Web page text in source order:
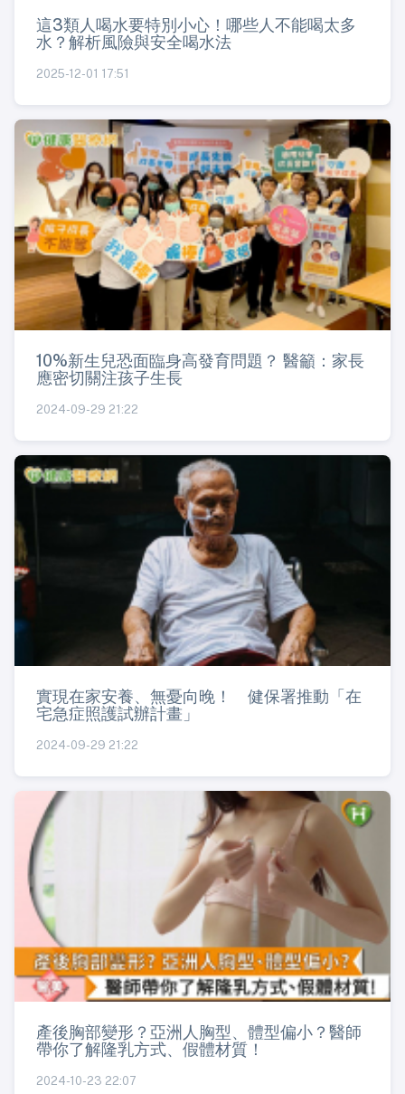
這3類人喝水要特別小心！哪些人不能喝太多
水？解析風險與安全喝水法
2025-12-01 17:51
10%新生兒恐面臨身高發育問題？ 醫籲：家長
應密切關注孩子生長
2024-09-29 21:22
實現在家安養、無憂向晚！ 健保署推動「在
宅急症照護試辦計畫」
2024-09-29 21:22
產後胸部變形？亞洲人胸型、體型偏小？醫師
帶你了解隆乳方式、假體材質！
2024-10-23 22:07